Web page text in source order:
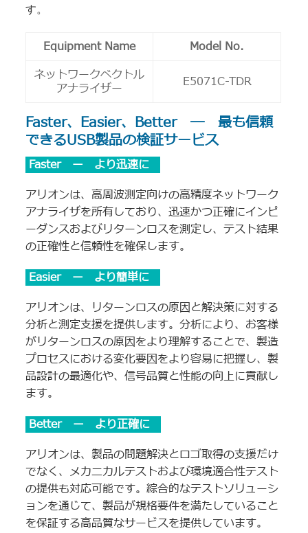
す。
Equipment Name
Model No.
ネットワークベクトル
アナライザー
E5071C-TDR
Faster、Easier、Better ― 最も信頼
できるUSB製品の検証サービス
Faster ー より迅速に
アリオンは、高周波測定向けの高精度ネットワーク
アナライザを所有しており、迅速かつ正確にインピ
ーダンスおよびリターンロスを測定し、テスト結果
の正確性と信頼性を確保します。
Easier ー より簡単に
アリオンは、リターンロスの原因と解決策に対する
分析と測定支援を提供します。分析により、お客様
がリターンロスの原因をより理解することで、製造
プロセスにおける変化要因をより容易に把握し、製
品設計の最適化や、信号品質と性能の向上に貢献し
ます。
Better ー より正確に
アリオンは、製品の問題解決とロゴ取得の支援だけ
でなく、メカニカルテストおよび環境適合性テスト
の提供も対応可能です。綜合的なテストソリューシ
ョンを通じて、製品が規格要件を満たしていること
を保証する高品質なサービスを提供しています。